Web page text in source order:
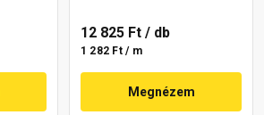
12 825 Ft / db
1 282 Ft / m
Megnézem